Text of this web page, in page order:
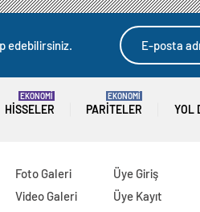
görüşecek
edebilirsiniz.
HISSELER
EKONOMİ
PARITELER
EKONOMİ
YOL
Foto Galeri
Video Galeri
Üye Giriş
Üye Kayıt